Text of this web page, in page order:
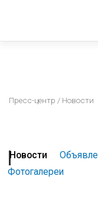
Пресс-центр / Новости
Новости
Фотогалереи